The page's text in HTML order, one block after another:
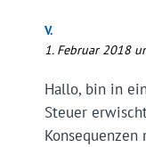
V.
1. Februar 2018
Hallo, bin in
Steuer
Konsequenzen